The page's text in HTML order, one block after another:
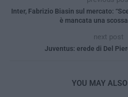
Inter, Fabrizio Biasin sul mercato:
è mancata una
next post
Juventus: erede di Del
YOU MAY